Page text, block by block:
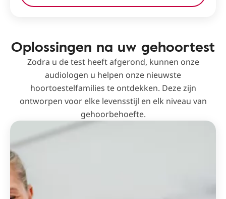
Oplossingen na uw gehoortest
Zodra u de test heeft afgerond, kunnen onze
audiologen u helpen onze nieuwste
hoortoestelfamilies te ontdekken. Deze zijn
ontworpen voor elke levensstijl en elk niveau van
gehoorbehoefte.